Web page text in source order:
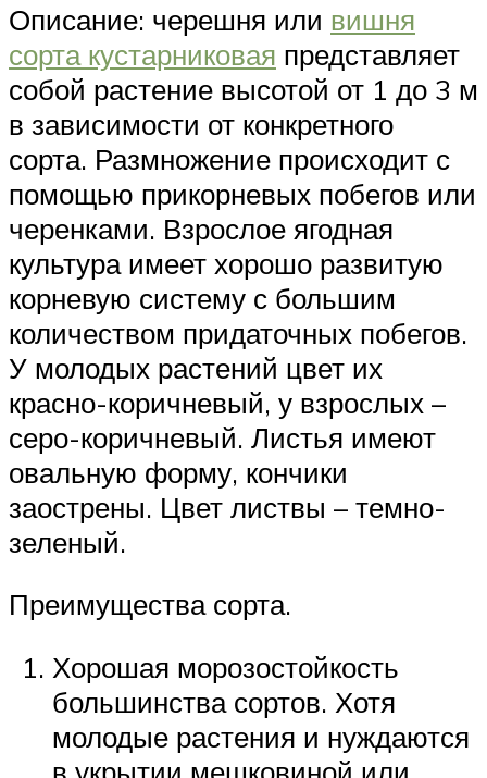
Описание: черешня или вишня
сорта кустарниковая представляет
собой растение высотой от 1 до 3 м
в зависимости от конкретного
сорта. Размножение происходит с
помощью прикорневых побегов или
черенками. Взрослое ягодная
культура имеет хорошо развитую
корневую систему с большим
количеством придаточных побегов.
У молодых растений цвет их
красно-коричневый, у взрослых –
серо-коричневый. Листья имеют
овальную форму, кончики
заострены. Цвет листвы – темно-
зеленый.
Преимущества сорта.
Хорошая морозостойкость
большинства сортов. Хотя
молодые растения и нуждаются